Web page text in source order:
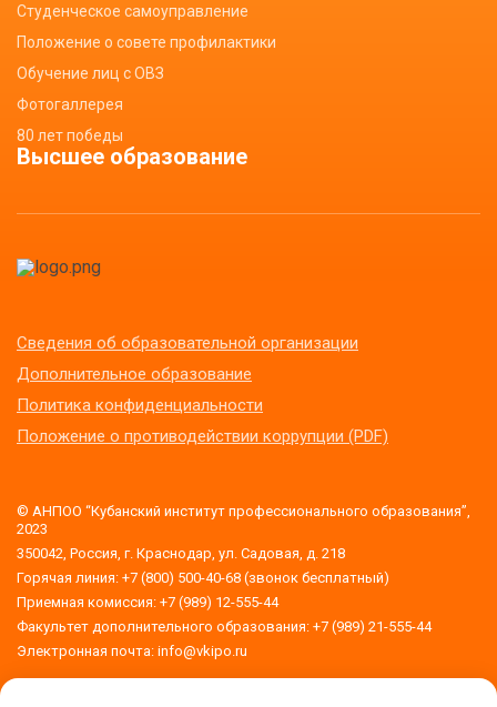
Студенческое самоуправление
Положение о совете профилактики
Обучение лиц с ОВЗ
Фотогаллерея
80 лет победы
Высшее образование
Сведения об образовательной организации
Дополнительное образование
Политика конфиденциальности
Положение о противодействии коррупции (PDF)
© АНПОО “Кубанский институт профессионального образования”,
2023
350042, Россия, г. Краснодар, ул. Садовая, д. 218
Горячая линия: +7 (800) 500-40-68 (звонок бесплатный)
Приемная комиссия: +7 (989) 12-555-44
Факультет дополнительного образования: +7 (989) 21-555-44
Электронная почта: info@vkipo.ru